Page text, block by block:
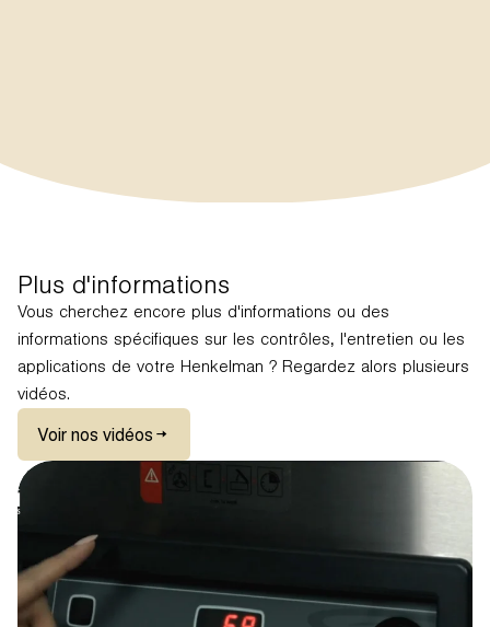
Plus d'informations
Vous cherchez encore plus d'informations ou des
informations spécifiques sur les contrôles, l'entretien ou les
applications de votre Henkelman ? Regardez alors plusieurs
vidéos.
Voir nos vidéos